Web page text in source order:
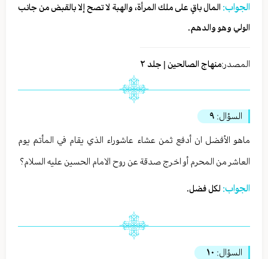
الجواب: المال باقٍ على ملك المرأة، والهبة لا تصح إلا بالقبض من جانب
الولي وهو والدهم.
المصدر:منهاج الصالحين | جلد ٢
السؤال: ٩
ماهو الأفضل ان أدفع ثمن عشاء عاشوراء الذي يقام في المأتم يوم
العاشر من المحرم أو اخرج صدقة عن روح الامام الحسين عليه السلام؟
الجواب: لكل فضل.
السؤال: ١٠